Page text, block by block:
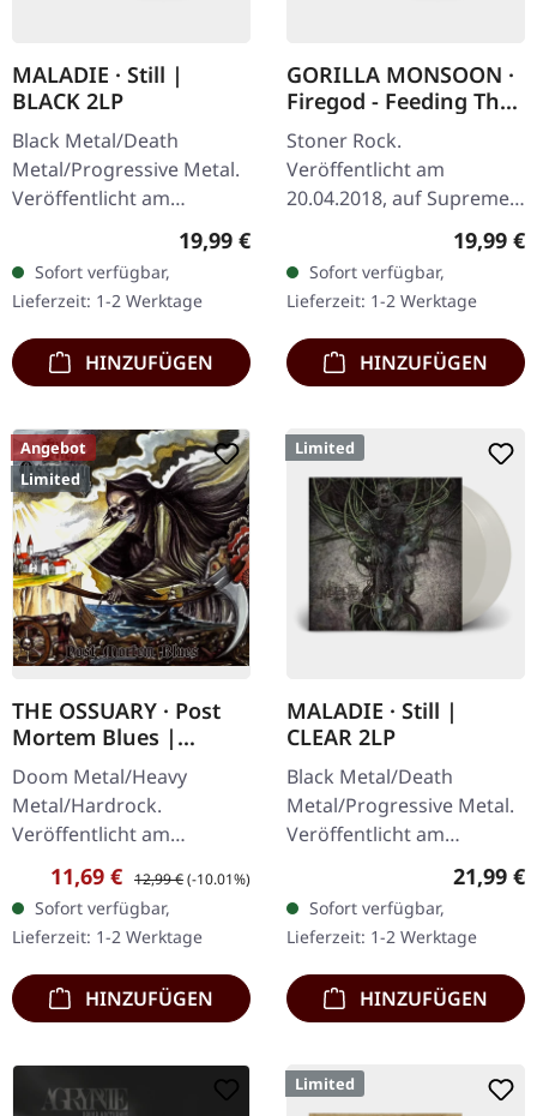
MALADIE · Still |
BLACK 2LP
Black Metal/Death
Metal/Progressive Metal.
Veröffentlicht am
10.04.2015, auf Supreme
Schwarzes Doppel-Vinyl
im schweren Gatefold-
Cover…
Regulärer Preis:
19,99 €
Sofort verfügbar,
Lieferzeit: 1-2 Werktage
HINZUFÜGEN
GORILLA MONSOON ·
Firegod - Feeding The
Beast | WHITE LP
Stoner Rock.
Veröffentlicht am
20.04.2018, auf Supreme
Chaos Records. Weißes
Vinyl, limitiert auf 200
handnummerierte
Exemplare. · 180g
schweres…
19,99 €
Sofort verfügbar,
Lieferzeit: 1-2 Werktage
HINZUFÜGEN
Angebot
Limited
THE OSSUARY · Post
Mortem Blues |
DIGIPAK CD
Doom Metal/Heavy
Metal/Hardrock.
Veröffentlicht am
17.02.2017, auf Supreme
Chaos Records. Limitierte
Erstauflage als Digipak.
Debüt-Album der…
Verkaufspreis:
11,69 € Regulärer Preis:
12,99 €(-10.01%)
Sofort verfügbar,
Lieferzeit: 1-2 Werktage
HINZUFÜGEN
Limited
MALADIE · Still |
CLEAR 2LP
Black Metal/Death
Metal/Progressive Metal.
Veröffentlicht am
10.04.2015, auf Supreme
Transparentes Doppel-
Vinyl im schweren…
21,99 €
Sofort verfügbar,
Lieferzeit: 1-2 Werktage
HINZUFÜGEN
Limited